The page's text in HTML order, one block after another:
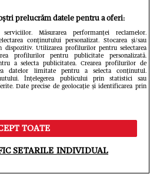
cu deficiență de
România la
de frumusețe:
doar atunci când
noastre”
prelucrăm datele pentru a oferi:
Măsurarea performanței reclamelor.
conținutului personalizat. Stocarea și/sau
dispozitiv. Utilizarea profilurilor pentru selectarea
profilurilor pentru publicitate personalizată.
a selecta publicitatea. Crearea profilurilor de
datelor limitate pentru a selecta conținutul.
Înțelegerea publicului prin statistici sau
Date precise de geolocație și identificarea prin
TOATE
SETARILE INDIVIDUAL